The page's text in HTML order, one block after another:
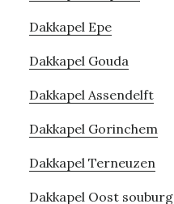
Dakkapel Epe
Dakkapel Gouda
Dakkapel Assendelft
Dakkapel Gorinchem
Dakkapel Terneuzen
Dakkapel Oost souburg